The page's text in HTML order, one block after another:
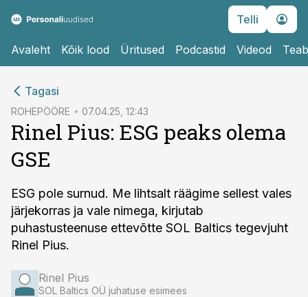
Telli
Avaleht Kõik lood Üritused Podcastid Videod
Tagasi
ROHEPÖÖRE 07.04.25, 12:43
Rinel Pius: ESG peaks olema
GSE
ESG pole surnud. Me lihtsalt räägime sellest vales
järjekorras ja vale nimega, kirjutab
puhastusteenuse ettevõtte SOL Baltics tegevjuht
Rinel Pius.
Rinel Pius
SOL Baltics OÜ juhatuse esimees